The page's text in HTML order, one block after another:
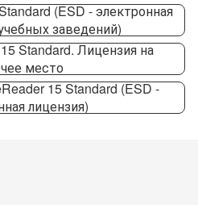
(ESD - электронная
заведений)
Standard. Лицензия на
место
15 Standard (ESD -
лицензия)